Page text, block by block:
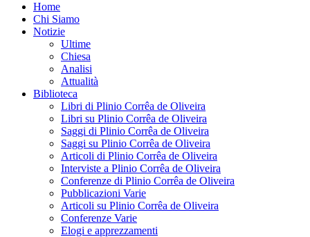
Home
Chi Siamo
Notizie
Ultime
Chiesa
Analisi
Attualità
Biblioteca
Libri di Plinio Corrêa de Oliveira
Libri su Plinio Corrêa de Oliveira
Saggi di Plinio Corrêa de Oliveira
Saggi su Plinio Corrêa de Oliveira
Articoli di Plinio Corrêa de Oliveira
Interviste a Plinio Corrêa de Oliveira
Conferenze di Plinio Corrêa de Oliveira
Pubblicazioni Varie
Articoli su Plinio Corrêa de Oliveira
Conferenze Varie
Elogi e apprezzamenti